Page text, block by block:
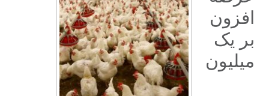
افزون
بر یک
میلیون